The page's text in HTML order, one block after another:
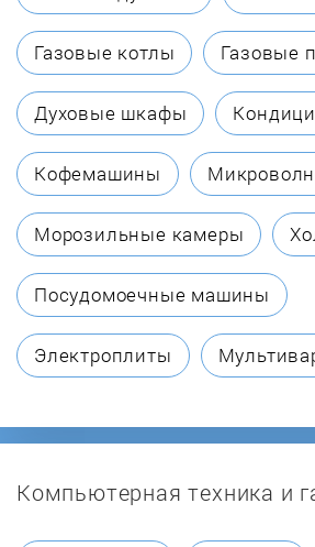
Bompani
BORA
Bosch
Brandt
Cata
Газовые котлы Газовые
Духовые шкафы
Кофемашины
Морозильные камеры
Посудомоечные машины
Электроплиты
Компьютерная техника и